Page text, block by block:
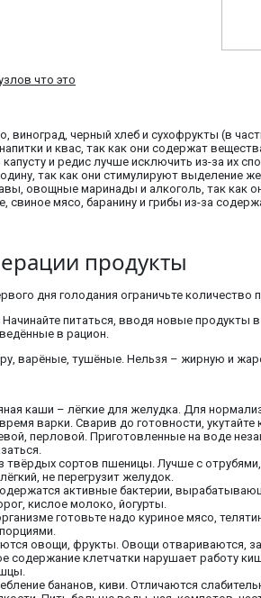
что это
виноград, черный хлеб и сухофрукты (в
и квас, так как они содержат
и редис лучше исключить из-за их
так как они стимулируют выделение
овощные маринады и алкоголь, так как
свиное мясо, баранину и грибы из-за
продукты
дня голодания ограничьте количество
питаться, вводя новые продукты
в рацион.
варёные, тушёные. Нельзя – жирную и
каши – лёгкие для желудка. Для
варки. Сварив до готовности,
перловой. Приготовленные на воде
твёрдых сортов пшеницы. Лучше с
не перегрузит желудок.
активные бактерии,
кислое молоко, йогурты.
готовьте надо куриное мясо,
овощи, фрукты. Овощи отвариваются,
клетчатки нарушает работу
бананов, киви. Отличаются